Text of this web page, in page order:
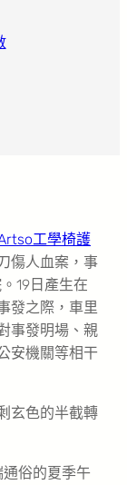
工學椅護
傷人血案，事
19日產生在
發之際，車里
事發明場、親
安機關等相干
玄色的半截轉
俗的夏季午